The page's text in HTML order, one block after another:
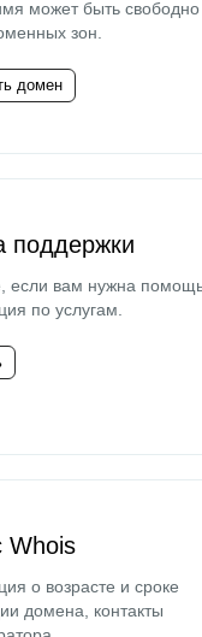
может быть
зон.
домен
поддержки
если вам нужна
по услугам.
Whois
о возрасте и сроке
домена, контакты